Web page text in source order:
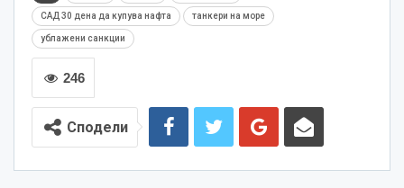
САД 30 дена да купува нафта танкери на море
ублажени санкции
246
Сподели